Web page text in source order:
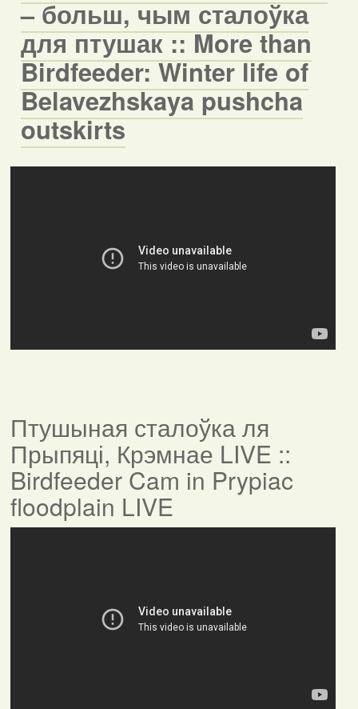
– больш, чым сталоўка
для птушак :: More than
Birdfeeder: Winter life of
Belavezhskaya pushcha
outskirts
Птушыная сталоўка ля
Прыпяці, Крэмнае LIVE ::
Birdfeeder Cam in Prypiac
floodplain LIVE